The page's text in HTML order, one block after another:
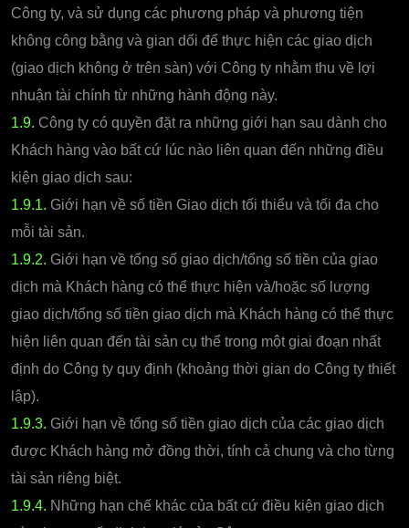
Công ty, và sử dụng các phương pháp và phương tiện
không công bằng và gian dối để thực hiện các giao dịch
(giao dịch không ở trên sàn) với Công ty nhằm thu về lợi
nhuận tài chính từ những hành động này.
1.9. Công ty có quyền đặt ra những giới hạn sau dành cho
Khách hàng vào bất cứ lúc nào liên quan đến những điều
kiện giao dịch sau:
1.9.1. Giới hạn về số tiền Giao dịch tối thiểu và tối đa cho
mỗi tài sản.
1.9.2. Giới hạn về tổng số giao dịch/tổng số tiền của giao
dịch mà Khách hàng có thể thực hiện và/hoặc số lượng
giao dịch/tổng số tiền giao dịch mà Khách hàng có thể thực
hiện liên quan đến tài sản cụ thể trong một giai đoạn nhất
định do Công ty quy định (khoảng thời gian do Công ty thiết
lập).
1.9.3. Giới hạn về tổng số tiền giao dịch của các giao dịch
được Khách hàng mở đồng thời, tính cả chung và cho từng
tài sản riêng biệt.
1.9.4. Những hạn chế khác của bất cứ điều kiện giao dịch